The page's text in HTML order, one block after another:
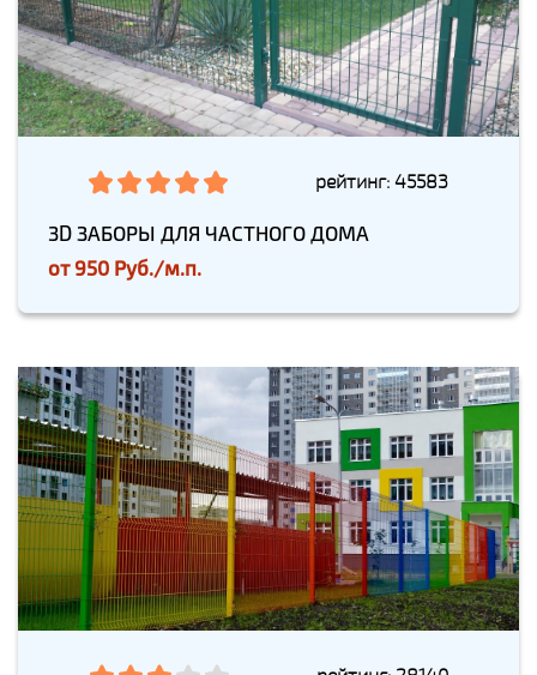
рейтинг: 45583
3D ЗАБОРЫ ДЛЯ ЧАСТНОГО ДОМА
от950 Руб./м.п.